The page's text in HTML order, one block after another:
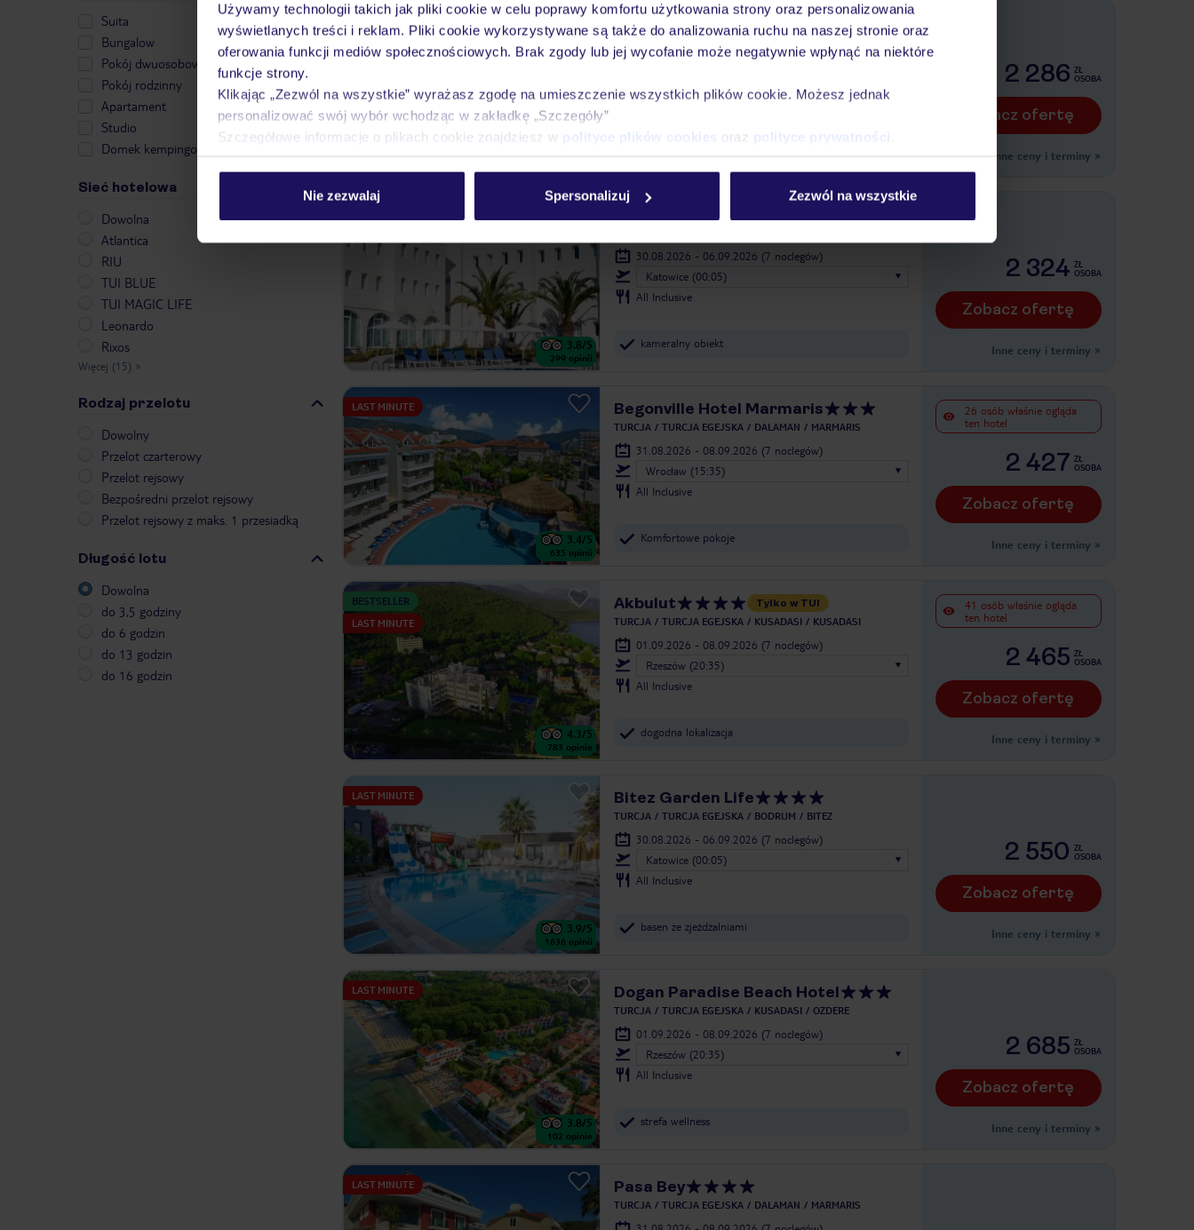
Używamy technologii takich jak pliki cookie w celu poprawy komfortu użytkowania strony oraz personalizowania
wyświetlanych treści i reklam. Pliki cookie wykorzystywane są także do analizowania ruchu na naszej stronie oraz
oferowania funkcji mediów społecznościowych. Brak zgody lub jej wycofanie może negatywnie wpłynąć na niektóre
funkcje strony.
Klikając „Zezwól na wszystkie” wyrażasz zgodę na umieszczenie wszystkich plików cookie. Możesz jednak
personalizować swój wybór wchodząc w zakładkę „Szczegóły”
Szczegółowe informacje o plikach cookie znajdziesz w polityce plików cookies oraz polityce prywatności
Nie zezwalaj Spersonalizuj Zezwól na wszystkie
Suita
Bungalow
Pokój dwuosobowy
Pokój rodzinny
Apartament
Studio
Domek kempingowy
Sieć hotelowa
Dowolna
Atlantica
RIU
TUI BLUE
TUI MAGIC LIFE
Leonardo
Rixos
Więcej (15) »
Rodzaj przelotu
Dowolny
Przelot czarterowy
Przelot rejsowy
Bezpośredni przelot rejsowy
Przelot rejsowy z maks. 1 przesiadką
Długość lotu
Dowolna
do 3,5 godziny
do 6 godzin
do 13 godzin
do 16 godzin
LAST MINUTE Okaliptus
TURCJA TURCJA EGEJSKA BODRUM BITEZ
30.08.2026 - 06.09.2026 (7 noclegów)
Dwa posiłki
2 286 ZŁ
OSOBA
Zobacz ofertę
Inne ceny i terminy »
3.8/5
299 opinii
30.08.2026 - 06.09.2026 (7 noclegów)
Katowice (00:05)
All Inclusive
kameralny obiekt
2 324 ZŁ
OSOBA
Zobacz ofertę
Inne ceny i terminy »
LAST MINUTE
3.4/5
635 opinii
Begonville Hotel Marmaris
TURCJA TURCJA EGEJSKA DALAMAN MARMARIS
31.08.2026 - 08.09.2026 (7 noclegów)
Wrocław (15:35)
All Inclusive
Komfortowe pokoje
26 osób właśnie ogląda
ten hotel
2 427 ZŁ
OSOBA
Zobacz ofertę
Inne ceny i terminy »
BESTSELLER
LAST MINUTE
4.3/5
783 opinie
Akbulut Tylko w TUI
TURCJA TURCJA EGEJSKA KUSADASI KUSADASI
01.09.2026 - 08.09.2026 (7 noclegów)
Rzeszów (20:35)
All Inclusive
dogodna lokalizacja
41 osób właśnie ogląda
ten hotel
2 465 ZŁ
OSOBA
Zobacz ofertę
Inne ceny i terminy »
LAST MINUTE
3.9/5
1636 opinii
Bitez Garden Life
TURCJA TURCJA EGEJSKA BODRUM BITEZ
30.08.2026 - 06.09.2026 (7 noclegów)
Katowice (00:05)
All Inclusive
basen ze zjeżdżalniami
2 550 ZŁ
OSOBA
Zobacz ofertę
Inne ceny i terminy »
LAST MINUTE
3.8/5
102 opinie
Dogan Paradise Beach Hotel
TURCJA TURCJA EGEJSKA KUSADASI OZDERE
01.09.2026 - 08.09.2026 (7 noclegów)
Rzeszów (20:35)
All Inclusive
strefa wellness
2 685 ZŁ
OSOBA
Zobacz ofertę
Inne ceny i terminy »
LAST MINUTE Pasa Bey
TURCJA TURCJA EGEJSKA DALAMAN MARMARIS